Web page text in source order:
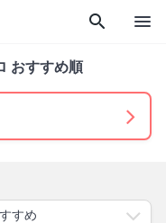
search menu
おすすめ順